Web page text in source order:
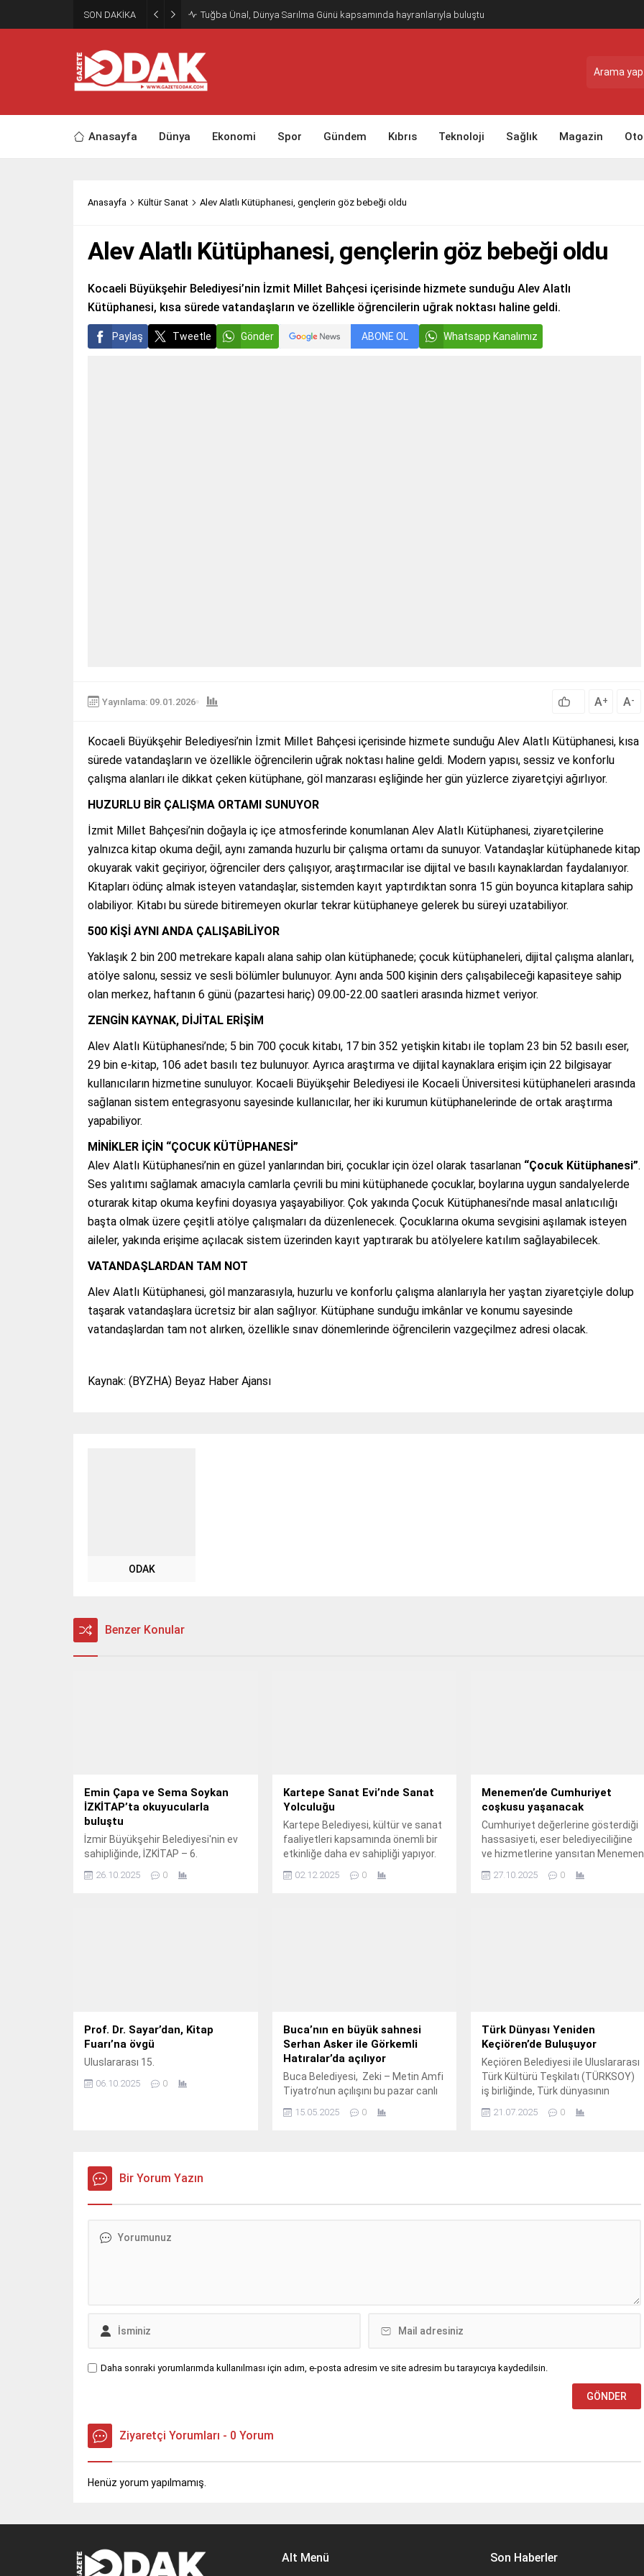
SON DAKİKA Tuğba Ünal, Dünya Sarılma Günü kapsamında hayranlarıyla buluştu
Anasayfa Dünya Ekonomi Spor Gündem Kıbrıs Teknoloji Sağlık Magazin
Anasayfa Kültür Sanat Alev Alatlı Kütüphanesi, gençlerin göz bebeği oldu
Alev Alatlı Kütüphanesi, gençlerin göz bebeği oldu
Kocaeli Büyükşehir Belediyesi’nin İzmit Millet Bahçesi içerisinde hizmete sunduğu Alev Alatlı
Kütüphanesi, kısa sürede vatandaşların ve özellikle öğrencilerin uğrak noktası haline geldi.
Paylaş Tweetle Gönder ABONE OL Whatsapp Kanalımız
Yayınlama: 09.01.2026 A+ A-
Kocaeli Büyükşehir Belediyesi’nin İzmit Millet Bahçesi içerisinde hizmete sunduğu Alev Alatlı Kütüphanesi, kısa
sürede vatandaşların ve özellikle öğrencilerin uğrak noktası haline geldi. Modern yapısı, sessiz ve konforlu
çalışma alanları ile dikkat çeken kütüphane, göl manzarası eşliğinde her gün yüzlerce ziyaretçiyi ağırlıyor.
HUZURLU BİR ÇALIŞMA ORTAMI SUNUYOR
İzmit Millet Bahçesi’nin doğayla iç içe atmosferinde konumlanan Alev Alatlı Kütüphanesi, ziyaretçilerine
yalnızca kitap okuma değil, aynı zamanda huzurlu bir çalışma ortamı da sunuyor. Vatandaşlar kütüphanede kitap
okuyarak vakit geçiriyor, öğrenciler ders çalışıyor, araştırmacılar ise dijital ve basılı kaynaklardan faydalanıyor.
Kitapları ödünç almak isteyen vatandaşlar, sistemden kayıt yaptırdıktan sonra 15 gün boyunca kitaplara sahip
olabiliyor. Kitabı bu sürede bitiremeyen okurlar tekrar kütüphaneye gelerek bu süreyi uzatabiliyor.
500 KİŞİ AYNI ANDA ÇALIŞABİLİYOR
Yaklaşık 2 bin 200 metrekare kapalı alana sahip olan kütüphanede; çocuk kütüphaneleri, dijital çalışma alanları,
atölye salonu, sessiz ve sesli bölümler bulunuyor. Aynı anda 500 kişinin ders çalışabileceği kapasiteye sahip
olan merkez, haftanın 6 günü (pazartesi hariç) 09.00-22.00 saatleri arasında hizmet veriyor.
ZENGİN KAYNAK, DİJİTAL ERİŞİM
Alev Alatlı Kütüphanesi’nde; 5 bin 700 çocuk kitabı, 17 bin 352 yetişkin kitabı ile toplam 23 bin 52 basılı eser,
29 bin e-kitap, 106 adet basılı tez bulunuyor. Ayrıca araştırma ve dijital kaynaklara erişim için 22 bilgisayar
kullanıcıların hizmetine sunuluyor. Kocaeli Büyükşehir Belediyesi ile Kocaeli Üniversitesi kütüphaneleri arasında
sağlanan sistem entegrasyonu sayesinde kullanıcılar, her iki kurumun kütüphanelerinde de ortak araştırma
yapabiliyor.
MİNİKLER İÇİN “ÇOCUK KÜTÜPHANESİ”
Alev Alatlı Kütüphanesi’nin en güzel yanlarından biri, çocuklar için özel olarak tasarlanan “Çocuk Kütüphanesi”.
Ses yalıtımı sağlamak amacıyla camlarla çevrili bu mini kütüphanede çocuklar, boylarına uygun sandalyelerde
oturarak kitap okuma keyfini doyasıya yaşayabiliyor. Çok yakında Çocuk Kütüphanesi’nde masal anlatıcılığı
başta olmak üzere çeşitli atölye çalışmaları da düzenlenecek. Çocuklarına okuma sevgisini aşılamak isteyen
aileler, yakında erişime açılacak sistem üzerinden kayıt yaptırarak bu atölyelere katılım sağlayabilecek.
VATANDAŞLARDAN TAM NOT
Alev Alatlı Kütüphanesi, göl manzarasıyla, huzurlu ve konforlu çalışma alanlarıyla her yaştan ziyaretçiyle dolup
taşarak vatandaşlara ücretsiz bir alan sağlıyor. Kütüphane sunduğu imkânlar ve konumu sayesinde
vatandaşlardan tam not alırken, özellikle sınav dönemlerinde öğrencilerin vazgeçilmez adresi olacak.
Kaynak: (BYZHA) Beyaz Haber Ajansı
ODAK
Benzer Konular
Emin Çapa ve Sema Soykan
İZKİTAP’ta okuyucularla
buluştu
İzmir Büyükşehir Belediyesi'nin ev
sahipliğinde, İZKİTAP – 6.
26.10.2025 0
Kartepe Sanat Evi’nde Sanat
Yolculuğu
Kartepe Belediyesi, kültür ve sanat
faaliyetleri kapsamında önemli bir
etkinliğe daha ev sahipliği yapıyor.
02.12.2025 0
Menemen’de Cumhuriyet
coşkusu yaşanacak
Cumhuriyet değerlerine gösterdiği
hassasiyeti, eser belediyeciliğine
ve hizmetlerine yansıtan Menemen
Belediyesi, 29 Ekim Cumhuriyet
Bayramı'nda da 102.
27.10.2025 0
Prof. Dr. Sayar’dan, Kitap
Fuarı’na övgü
Uluslararası 15.
06.10.2025 0
Buca’nın en büyük sahnesi
Serhan Asker ile Görkemli
Hatıralar’da açılıyor
Buca Belediyesi, Zeki – Metin Amfi
Tiyatro’nun açılışını bu pazar canlı
sevilen programı Serhan Asker ile
15.05.2025 0
Türk Dünyası Yeniden
Keçiören’de Buluşuyor
Keçiören Belediyesi ile Uluslararası
Türk Kültürü Teşkilatı (TÜRKSOY)
iş birliğinde, Türk dünyasının
ülkelerarası ilişkileri geliştirmek
21.07.2025 0
Bir Yorum Yazın
Daha sonraki yorumlarımda kullanılması için adım, e-posta adresim ve site adresim bu tarayıcıya kaydedilsin.
Ziyaretçi Yorumları - 0 Yorum
Henüz yorum yapılmamış.
Alt Menü Son Haberler